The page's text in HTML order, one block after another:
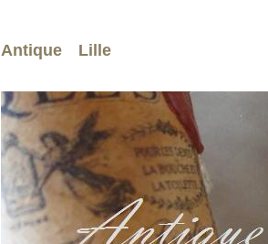
Antique Lille